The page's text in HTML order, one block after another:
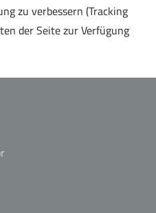
zu verbessern (Tracking
der Seite zur Verfügung